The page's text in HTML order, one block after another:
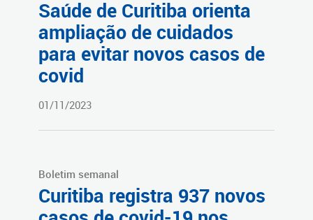
Saúde de Curitiba orienta
ampliação de cuidados
para evitar novos casos de
covid
01/11/2023
Boletim semanal
Curitiba registra 937 novos